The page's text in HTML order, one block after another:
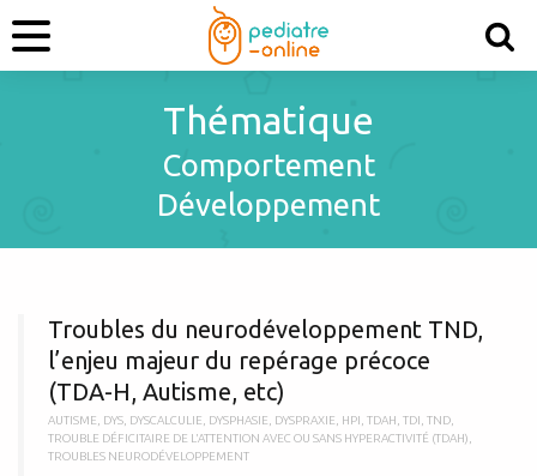
Thématique
Comportement
Développement
Troubles du neurodéveloppement TND,
l’enjeu majeur du repérage précoce
(TDA-H, Autisme, etc)
AUTISME DYS DYSCALCULIE DYSPHASIE DYSPRAXIE HPI TDAH TDI TND
TROUBLE DÉFICITAIRE DE L'ATTENTION AVEC OU SANS HYPERACTIVITÉ (TDAH)
TROUBLES NEURODÉVELOPPEMENT